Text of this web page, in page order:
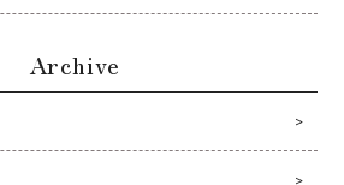
Archive